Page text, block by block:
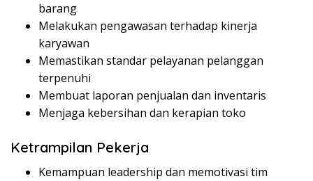
barang
Melakukan pengawasan terhadap kinerja
karyawan
Memastikan standar pelayanan pelanggan
terpenuhi
Membuat laporan penjualan dan inventaris
Menjaga kebersihan dan kerapian toko
Ketrampilan Pekerja
Kemampuan leadership dan memotivasi tim